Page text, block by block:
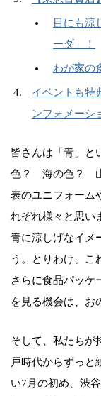
目にも涼
ーダ」！
わが家の
イベントも特
ンフォメーシ
皆さんは「青」
色？ 海の色？
表のユニフォー
れぞれ様々と思い
青に涼しげなイメ
う。とりわけ、こ
さらに食品パッケ
を見る機会は、お
そして、私たちが
戸時代からずっと
い7月の初め、渋